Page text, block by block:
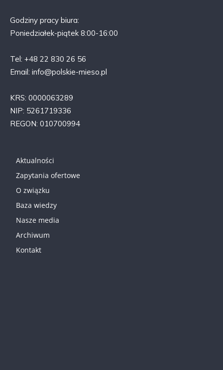
Godziny pracy biura:
Poniedziałek-piątek 8:00-16:00
Tel: +48 22 830 26 56
Email: info@polskie-mieso.pl
KRS: 0000063289
NIP: 5261719336
REGON: 010700994
Aktualności
Zapytania ofertowe
O związku
Baza wiedzy
Nasze media
Archiwum
Kontakt